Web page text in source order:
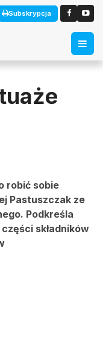
Subskrypcja
robić sobie
Pastuszczak ze
Podkreśla
składników